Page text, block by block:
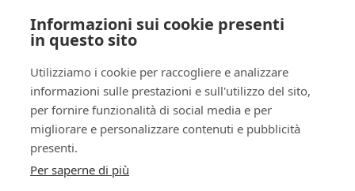
consumo di alcole di sedativiè un altro passo
cruciale; queste sostanze possono alleviare la
aumento della probabilità di ostruzione delle vie
aeree durante il sonno.
Infine, stabilire una routine di sonno regolare è
fondamentale per migliorare la qualità del tuo
riposo. Cerca di andare a letto e svegliarti alla
Informazioni sui cookie presenti
in questo sito
Utilizziamo i cookie per raccogliere e analizzare
informazioni sulle prestazioni e sull'utilizzo del sito,
per fornire funzionalità di social media e per
migliorare e personalizzare contenuti e pubblicità
presenti.
Per saperne di più